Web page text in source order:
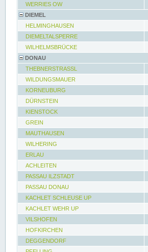
WERRIES OW
DIEMEL
HELMINGHAUSEN
DIEMELTALSPERRE
WILHELMSBRÜCKE
DONAU
THEBNERSTRASSL
WILDUNGSMAUER
KORNEUBURG
DÜRNSTEIN
KIENSTOCK
GREIN
MAUTHAUSEN
WILHERING
ERLAU
ACHLEITEN
PASSAU ILZSTADT
PASSAU DONAU
KACHLET SCHLEUSE UP
KACHLET WEHR UP
VILSHOFEN
HOFKIRCHEN
DEGGENDORF